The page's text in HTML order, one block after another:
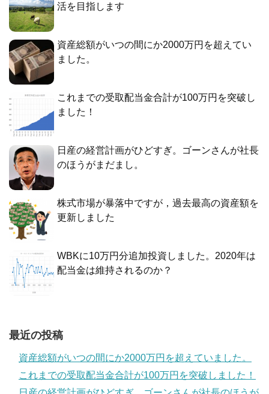
活を目指します
資産総額がいつの間にか2000万円を超えてい
ました。
これまでの受取配当金合計が100万円を突破し
ました！
日産の経営計画がひどすぎ。ゴーンさんが社長
のほうがまだまし。
株式市場が暴落中ですが，過去最高の資産額を
更新しました
WBKに10万円分追加投資しました。2020年は
配当金は維持されるのか？
最近の投稿
資産総額がいつの間にか2000万円を超えていました。
これまでの受取配当金合計が100万円を突破しました！